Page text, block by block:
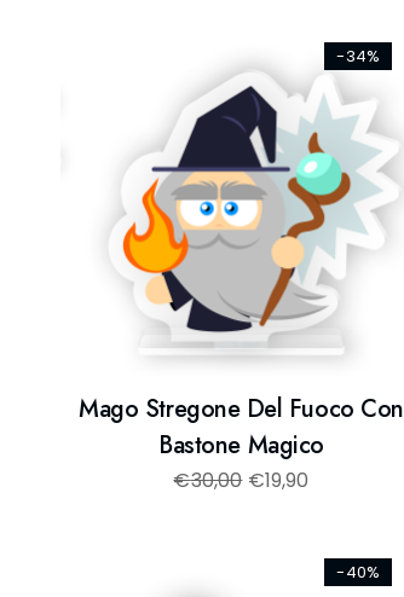
-34%
Mago Stregone Del Fuoco Con
Bastone Magico
€30,00 €19,90
-40%